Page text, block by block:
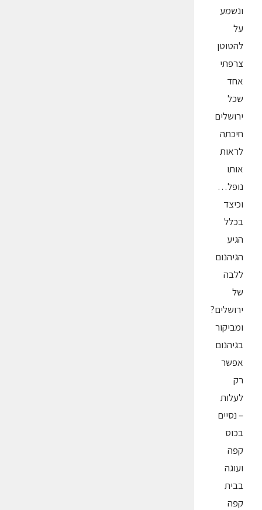
ונשמע
על
להטוטן
צרפתי
אחד
שכל
ירושלים
חיכתה
לראות
אותו
נופל…
וכיצד
בכלל
הגיע
הגיהנום
ללבה
של
ירושלים?
ומביקור
בגיהנום
אפשר
רק
לעלות
– נסיים
בכוס
קפה
ועוגה
בבית
קפה